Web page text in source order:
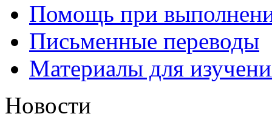
Помощь при
Письменные переводы
Материалы для
Новости